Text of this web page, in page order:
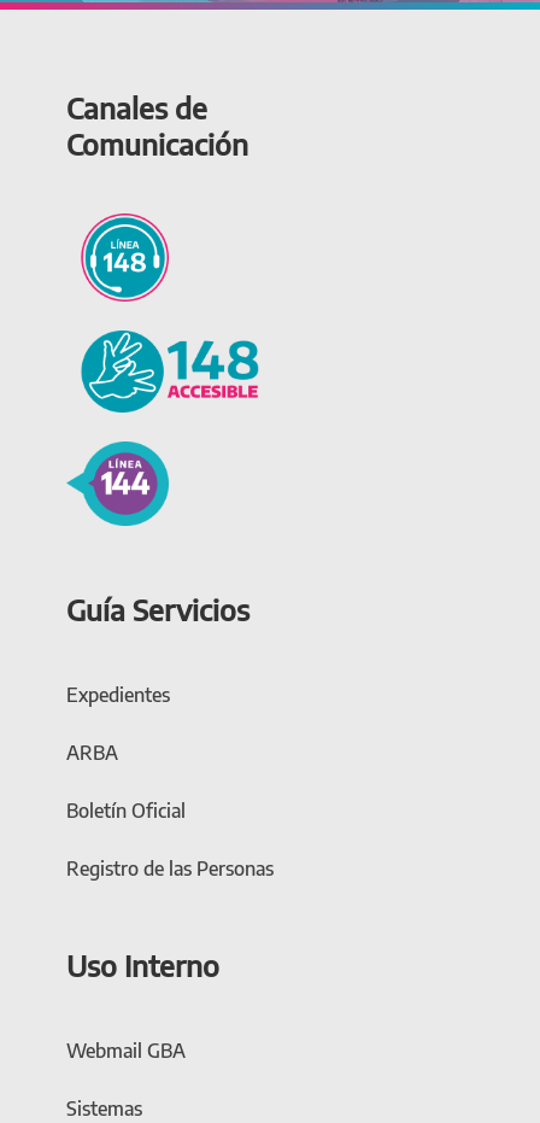
Canales de
Comunicación
Guía Servicios
Expedientes
ARBA
Boletín Oficial
Registro de las Personas
Uso Interno
Webmail GBA
Sistemas